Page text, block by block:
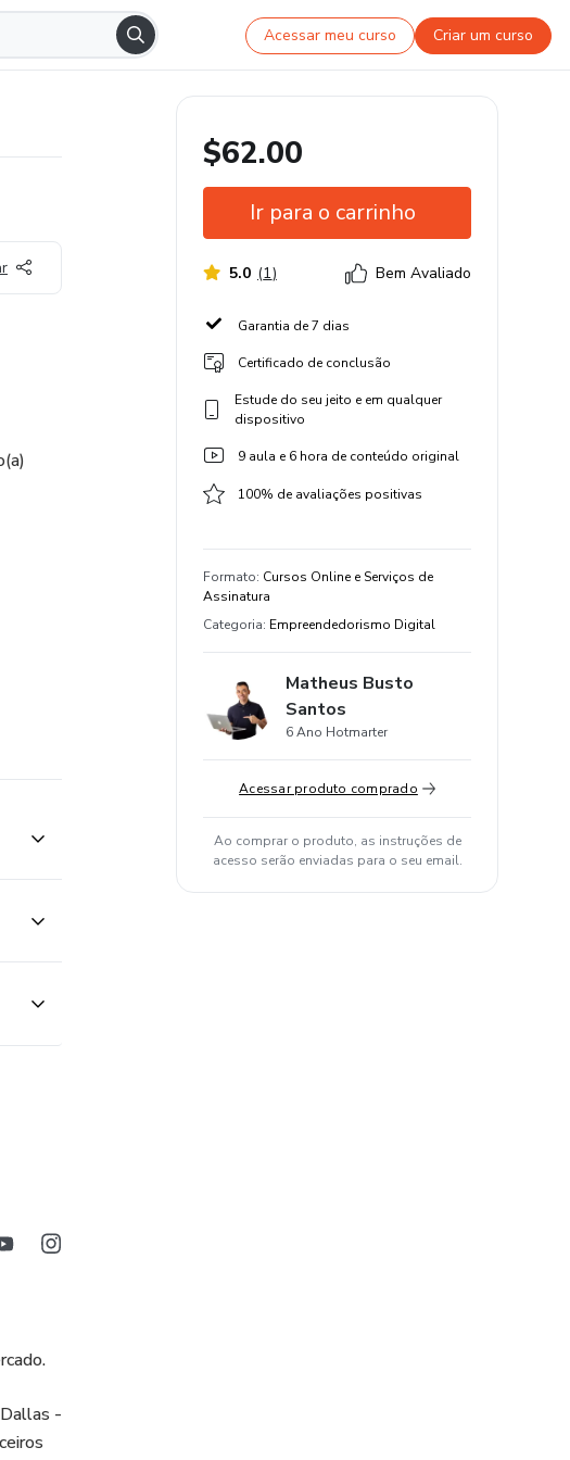
Acessar meu curso Criar um curso
-
$62.00
Ir para o carrinho
5.0 (1) Bem Avaliado
Garantia de 7 dias
Certificado de conclusão
Estude do seu jeito e em qualquer
dispositivo
9 aula e 6 hora de conteúdo original
100% de avaliações positivas
Formato: Cursos Online e Serviços de
Assinatura
Categoria: Empreendedorismo Digital
Matheus Busto
Santos
6 Ano Hotmarter
Acessar produto comprado
Ao comprar o produto, as instruções de
acesso serão enviadas para o seu email.